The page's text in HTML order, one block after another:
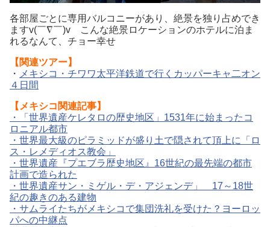
各部屋ごとに専用バルコニーがあり、絶景を独り占めでき
ますv(￣∇￣)v こんな絶景ロケーションのホテルに泊ま
れるなんて、チョー幸せ
【関連ツアー】
・ メキシコ・チワワ太平洋鉄道で行くカッパーキャ二オン
４日間
【メキシコ関連記事】
・
「世界遺産ケレタロの歴史地区」1531年に始まったコ
ロニアル都市
・ 世界最大級のピラミッドが盛り土で隠されて頂上に「ロ
ス・レメディオス教会」
・ 世界遺産『プエブラ歴史地区』16世紀の最先端の都市
計画で造られた
・ 世界遺産サン・ミゲル・デ・アジェンデ」 17～18世
紀の趣きのある建物
・ サムライたちがメキシコで集団洗礼を受けた？ヨーロッ
パへの中継点